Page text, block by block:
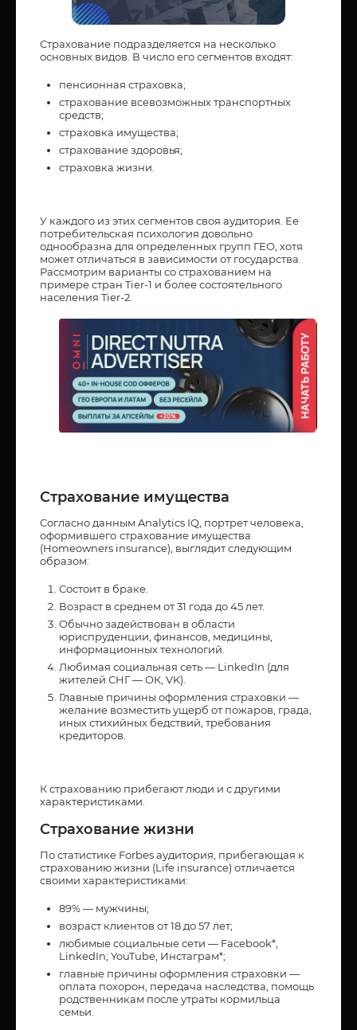
Страхование подразделяется на несколько
основных видов. В число его сегментов входят:
пенсионная страховка;
страхование всевозможных транспортных
средств;
страховка имущества;
страхование здоровья;
страховка жизни.
У каждого из этих сегментов своя аудитория. Ее
потребительская психология довольно
однообразна для определенных групп ГЕО, хотя
может отличаться в зависимости от государства.
Рассмотрим варианты со страхованием на
примере стран Tier-1 и более состоятельного
населения Tier-2.
Страхование имущества
Согласно данным Analytics IQ, портрет человека,
оформившего страхование имущества
(Homeowners insurance), выглядит следующим
образом:
Состоит в браке.
Возраст в среднем от 31 года до 45 лет.
Обычно задействован в области
юриспруденции, финансов, медицины,
информационных технологий.
Любимая социальная сеть — LinkedIn (для
жителей СНГ — ОК, VK).
Главные причины оформления страховки —
желание возместить ущерб от пожаров, града,
иных стихийных бедствий, требования
кредиторов.
К страхованию прибегают люди и с другими
характеристиками.
Страхование жизни
По статистике Forbes аудитория, прибегающая к
страхованию жизни (Life insurance) отличается
своими характеристиками:
89% — мужчины;
возраст клиентов от 18 до 57 лет;
любимые социальные сети — Facebook*,
LinkedIn; YouTube, Инстаграм*;
главные причины оформления страховки —
оплата похорон, передача наследства, помощь
родственникам после утраты кормильца
семьи.